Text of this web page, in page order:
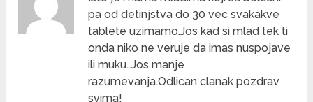
pa od detinjstva do 30 vec svakakve
tablete uzimamo.Jos kad si mlad tek ti
onda niko ne veruje da imas nuspojave
ili muku…Jos manje
razumevanja.Odlican clanak pozdrav
svima!